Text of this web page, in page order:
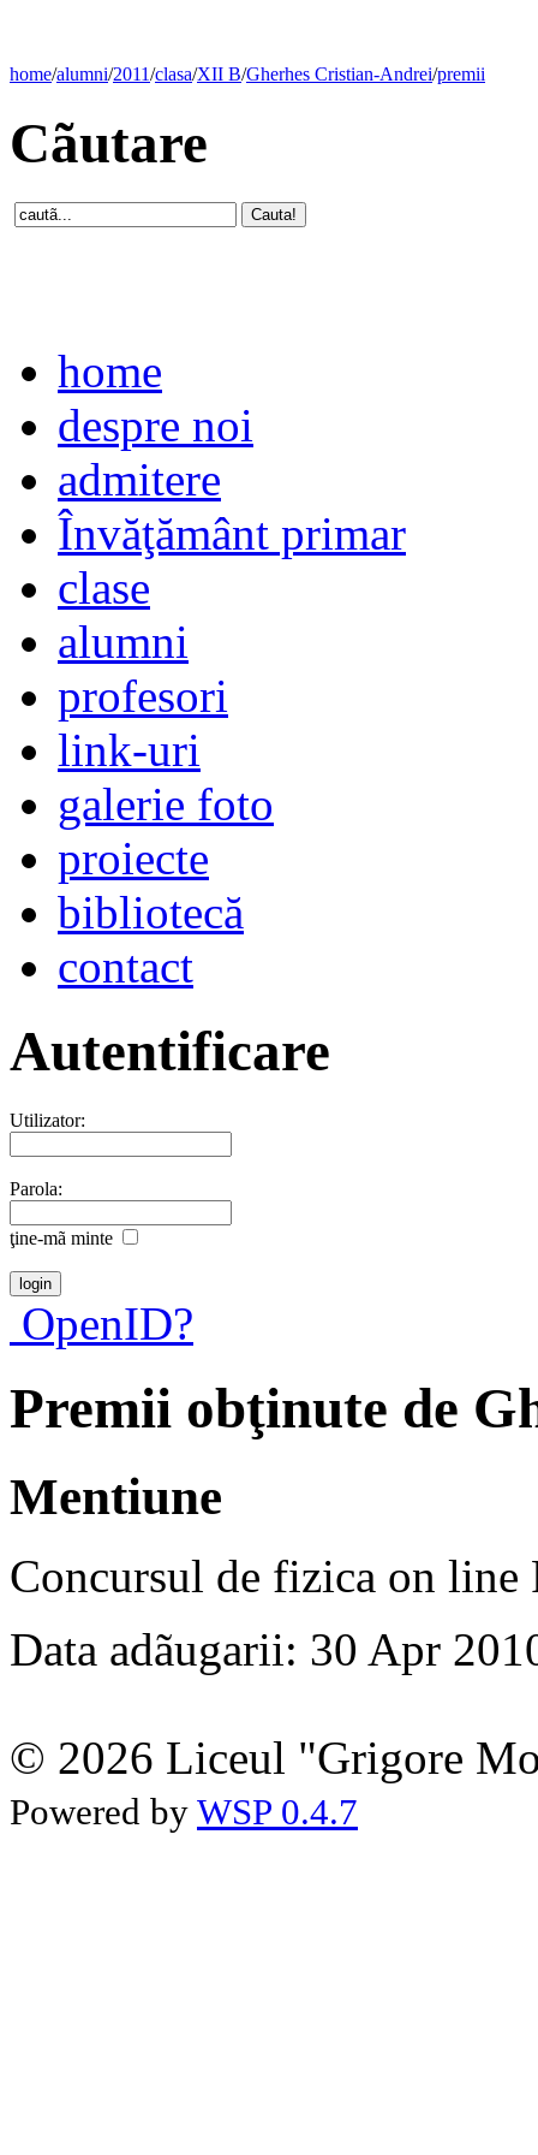
home/alumni/2011/clasa/XII B/Gherhes Cristian-Andrei/premii
Cãutare
home
despre noi
admitere
Învăţământ primar
clase
alumni
profesori
link-uri
galerie foto
proiecte
bibliotecă
contact
Autentificare
Utilizator:
Parola:
ţine-mã minte
OpenID?
Premii obţinute de
Mentiune
Concursul de fizica on line
Data adãugarii: 30 Apr
© 2026 Liceul "Grigore
Powered by WSP 0.4.7